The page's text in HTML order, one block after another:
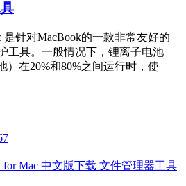
是针对MacBook的一款非常友好的
工具。一般情况下，锂离子电池
）在20%和80%之间运行时，使